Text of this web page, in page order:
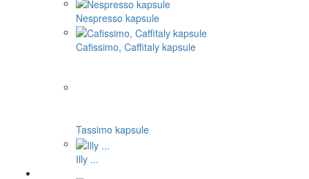
Nespresso kapsule
Cafissimo, Caffitaly kapsule
Tassimo kapsule
Illy ...